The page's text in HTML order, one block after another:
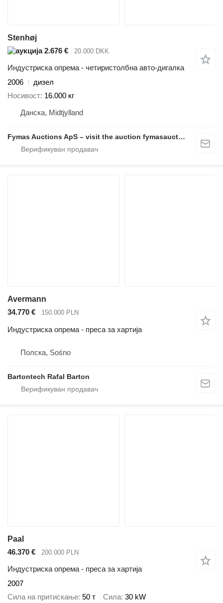
Stenhøj
2.676 €
20.000 DKK
Индустриска опрема - четиристолбна авто-дигалка
2006
дизел
Носивост 16.000 кг
Данска, Midtjylland
Fymas Auctions ApS – visit the auction fymasauctions.dk
Avermann
34.770 €
150.000 PLN
Индустриска опрема - преса за хартија
Полска, Sośno
Bartontech Rafal Barton
Paal
46.370 €
200.000 PLN
Индустриска опрема - преса за хартија
2007
Сила на притискање 50 т Сила 30 kW